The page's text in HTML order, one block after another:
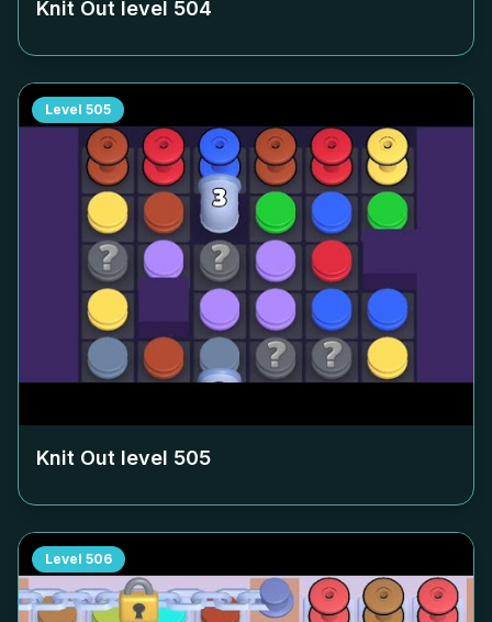
Knit Out level 504
Level 505
Knit Out level 505
Level 506